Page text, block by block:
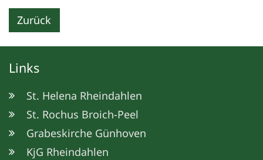
Zurück
Links
St. Helena Rheindahlen
St. Rochus Broich-Peel
Grabeskirche Günhoven
KjG Rheindahlen